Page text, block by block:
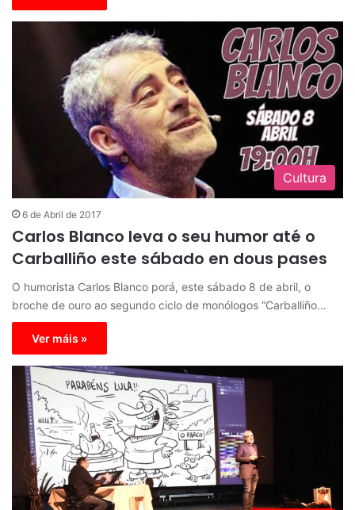
Cultura
6 de Abril de 2017
Carlos Blanco leva o seu humor até o
Carballiño este sábado en dous pases
O humorista Carlos Blanco porá, este sábado 8 de abril, o
broche de ouro ao segundo ciclo de monólogos “Carballiño…
Ver máis »